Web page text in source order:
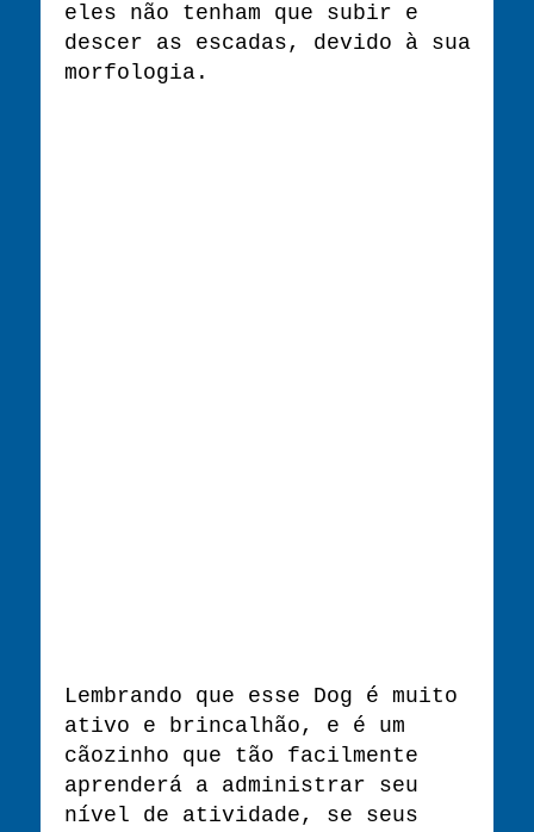
eles não tenham que subir e
descer as escadas, devido à sua
morfologia.
Lembrando que esse Dog é muito
ativo e brincalhão, e é um
cãozinho que tão facilmente
aprenderá a administrar seu
nível de atividade, se seus